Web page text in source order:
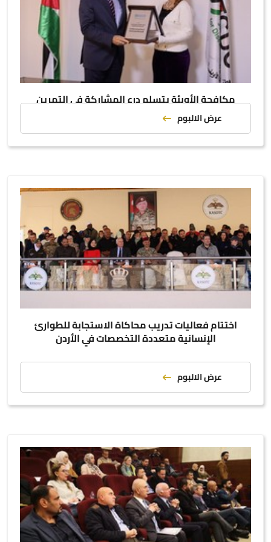
مكافحة الأوبئة يتسلم درع المشاركة في التمرين
الإقليمي لمحاكاة الاستجابة الإنسانية
عرض الالبوم
اختتام فعاليات تدريب محاكاة الاستجابة للطوارئ
الإنسانية متعددة التخصصات في الأردن
عرض الالبوم